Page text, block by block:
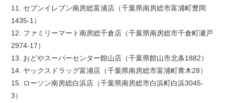
11. セブンイレブン南房総富浦店（千葉県南房総市富浦町豊岡
1435-1）
12. ファミリーマート南房総千倉店（千葉県南房総市千倉町瀬戸
2974-17）
13. おどやスーパーセンター館山店（千葉県館山市北条1882）
14. ヤックスドラッグ富浦店（千葉県南房総市富浦町青木28）
15. ローソン南房総白浜店（千葉県南房総市白浜町白浜3045-
3）